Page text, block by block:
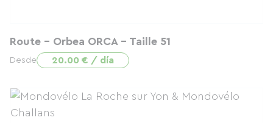
Route - Orbea ORCA - Taille 51
Desde 20.00 € / día